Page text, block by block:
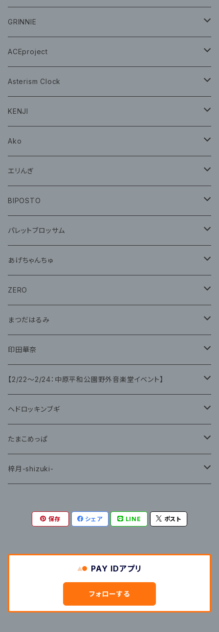
CD
グッズ
GRINNIE
グッズ
ACEproject
グッズ
CD
Asterism Clock
グッズ
KENJI
グッズ
Ako
グッズ
CD
エリんぎ
グッズ
BIPOSTO
グッズ
パレットブロッサム
CD
グッズ
あげちゃんちゅ
グッズ
ZERO
グッズ
CD
まつだはるみ
CD
グッズ
印田華奈
グッズ
【2/22〜2/24：中原平和公園野外音楽堂イベント】
藤咲ゆみ
ヘドロッキンブギ
CD
たまこめっぱ
グッズ
梓月-shizuki-
保存 シェア LINE ポスト
PAY IDアプリ
フォローする